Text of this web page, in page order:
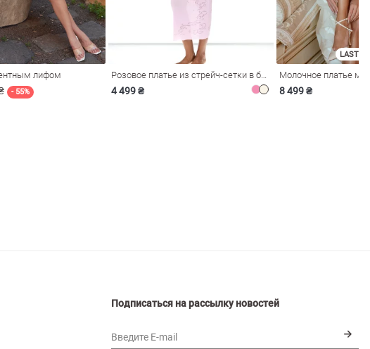
лифом
- 55% 4 499 ₴
LAST
8 499 ₴
Подписаться на рассылку новостей
Введите E-mail